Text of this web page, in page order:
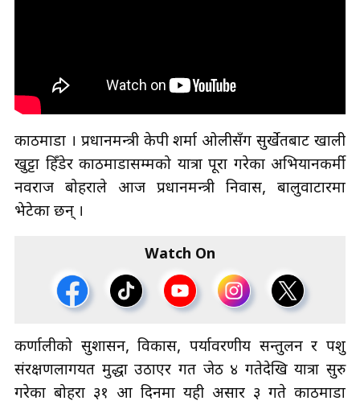
काठमाडौँ । प्रधानमन्त्री केपी शर्मा ओलीसँग सुर्खेतबाट खाली
खुट्टा हिँडेर काठमाडौँसम्मको यात्रा पूरा गरेका अभियानकर्मी
नवराज बोहराले आज प्रधानमन्त्री निवास, बालुवाटारमा
भेटेका छन् ।
Watch On
कर्णालीको सुशासन, विकास, पर्यावरणीय सन्तुलन र पशु
संरक्षणलागयत मुद्धा उठाएर गत जेठ ४ गतेदेखि यात्रा सुरु
गरेका बोहरा ३१ औँ दिनमा यही असार ३ गते काठमाडौँ